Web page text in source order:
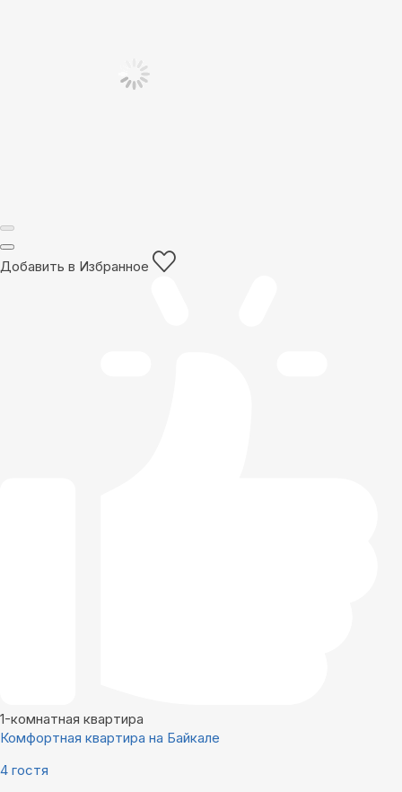
Добавить в Избранное
1-комнатная квартира
Комфортная квартира на Байкале
4 гостя